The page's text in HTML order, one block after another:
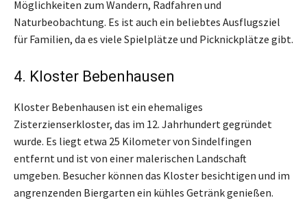
Möglichkeiten zum Wandern, Radfahren und
Naturbeobachtung. Es ist auch ein beliebtes Ausflugsziel
für Familien, da es viele Spielplätze und Picknickplätze gibt.
4. Kloster Bebenhausen
Kloster Bebenhausen ist ein ehemaliges
Zisterzienserkloster, das im 12. Jahrhundert gegründet
wurde. Es liegt etwa 25 Kilometer von Sindelfingen
entfernt und ist von einer malerischen Landschaft
umgeben. Besucher können das Kloster besichtigen und im
angrenzenden Biergarten ein kühles Getränk genießen.